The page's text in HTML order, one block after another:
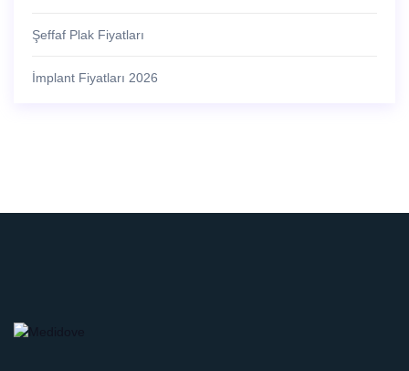
Şeffaf Plak Fiyatları
İmplant Fiyatları 2026